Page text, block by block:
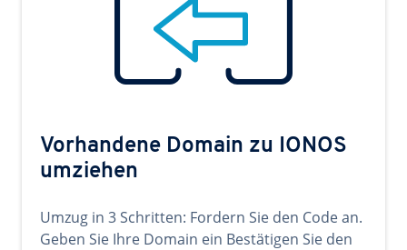
Vorhandene Domain zu IONOS
umziehen
Umzug in 3 Schritten: Fordern Sie den Code an.
Geben Sie Ihre Domain ein Bestätigen Sie den